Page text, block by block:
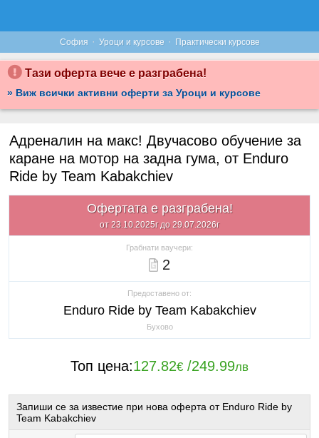
София · Уроци и курсове · Практически курсове
Тази оферта вече е разграбена!
» Виж всички активни оферти за Уроци и курсове
Адреналин на макс! Двучасово обучение за
каране на мотор на задна гума, от Enduro
Ride by Team Kabakchiev
Офертата е разграбена!
от 23.10.2025г до 29.07.2026г
Грабнати ваучери:
2
Предоставено от:
Enduro Ride by Team Kabakchiev
Бухово
Топ цена:127.82€ /249.99лв
Запиши се за известие при нова оферта от Enduro Ride by
Team Kabakchiev